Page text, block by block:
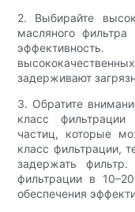
2. Выбирайте
масляного
задерживают
3. Обратите
класс
частиц, которые
класс фильтрации,
задержать
фильтрации в
обеспечения